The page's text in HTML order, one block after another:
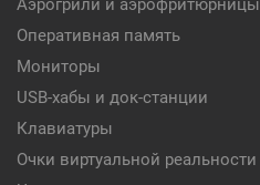
Аэрогрили и аэрофритюрницы
Оперативная память
Мониторы
USB-хабы и док-станции
Клавиатуры
Очки виртуальной реальности